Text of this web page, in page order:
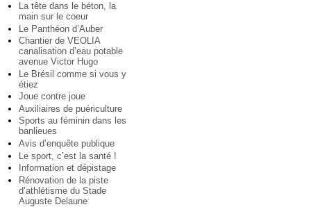
La tête dans le béton, la
main sur le coeur
Le Panthéon d’Auber
Chantier de VEOLIA
canalisation d’eau potable
avenue Victor Hugo
Le Brésil comme si vous y
étiez
Joue contre joue
Auxiliaires de puériculture
Sports au féminin dans les
banlieues
Avis d’enquête publique
Le sport, c’est la santé !
Information et dépistage
Rénovation de la piste
d’athlétisme du Stade
Auguste Delaune